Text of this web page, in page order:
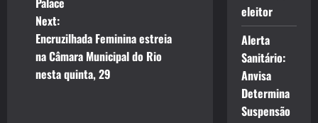
s
t
Next:
Encruzilhada Feminina estreia
na Câmara Municipal do Rio
nesta quinta, 29
eleitor
Alerta
Sanitário:
Anvisa
Determina
Suspensão